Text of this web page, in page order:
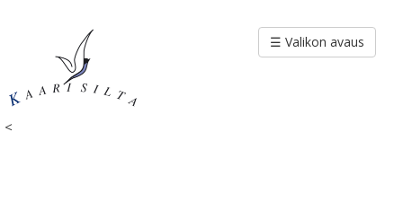
<
☰ Valikon avaus